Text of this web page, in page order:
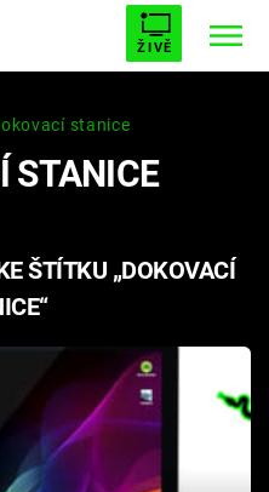
ŽIVĚ
UPÍRŮ
5
stanice
STANICE
ŠTÍTKU „DOKOVACÍ